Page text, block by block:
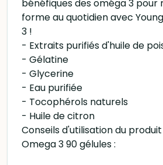
bénéfiques des oméga 3 pour
forme au quotidien avec
3 !
- Extraits purifiés d'huile de
- Gélatine
- Glycerine
- Eau purifiée
- Tocophérols naturels
- Huile de citron
Conseils d'utilisation du
Omega 3 90 gélules :